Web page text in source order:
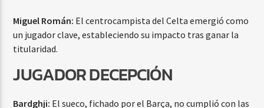
Miguel Román: El centrocampista del Celta emergió como
un jugador clave, estableciendo su impacto tras ganar la
titularidad.
JUGADOR DECEPCIÓN
Bardghji: El sueco, fichado por el Barça, no cumplió con las